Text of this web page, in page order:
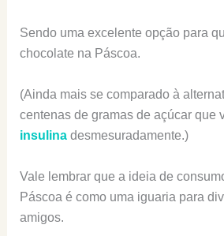
Sendo uma excelente opção para
chocolate na Páscoa.
(Ainda mais se comparado à
centenas de gramas de açúcar que
insulinadesmesuradamente.)
Vale lembrar que a ideia de
Páscoa é como uma iguaria para
amigos.